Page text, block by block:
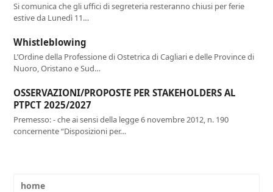
Si comunica che gli uffici di segreteria resteranno chiusi per ferie
estive da Lunedì 11…
Whistleblowing
L’Ordine della Professione di Ostetrica di Cagliari e delle Province di
Nuoro, Oristano e Sud…
OSSERVAZIONI/PROPOSTE PER STAKEHOLDERS AL
PTPCT 2025/2027
Premesso: - che ai sensi della legge 6 novembre 2012, n. 190
concernente “Disposizioni per…
home